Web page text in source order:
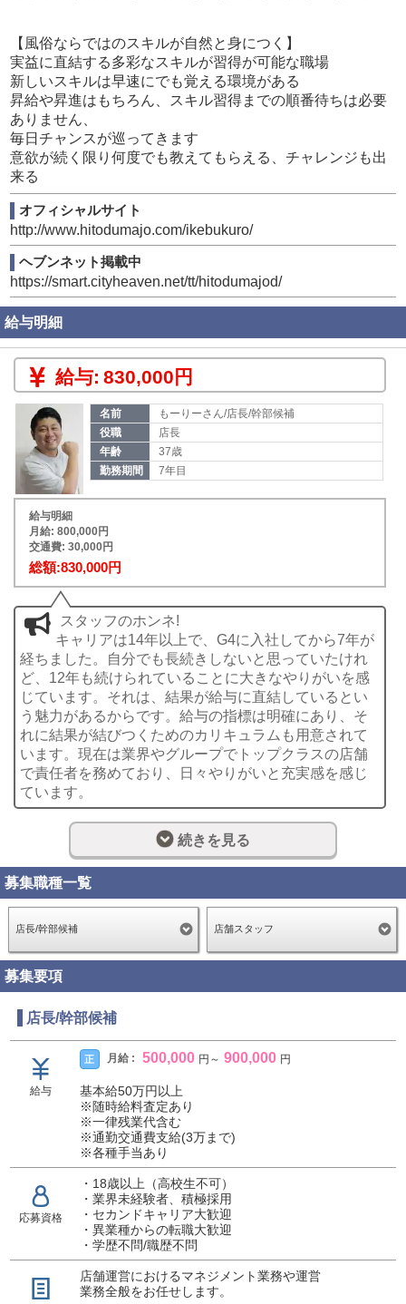
上記の職種以外にも、【総務】の職種も募集しておりま
す！
◆POINT◆
・未経験からでも月給35万円スタート！
・20代～40代が活躍中！（平均年齢34.5歳）
・ワンルームの社宅利用可能！
・学歴、経験、性別不問！（9割が業界未経験入社、3割が
女性社員）
・社会保険完備！
・週休2日制！
・交通費支給！（3万円まで）
・アルバイトからの正社員雇用制度有り
・独り暮らしする為の独立支援制度有り
・お仕事開始までの支度支援制度有り
【風俗ならではのスキルが自然と身につく】
実益に直結する多彩なスキルが習得が可能な職場
新しいスキルは早速にでも覚える環境がある
昇給や昇進はもちろん、スキル習得までの順番待ちは必要
ありません、
毎日チャンスが巡ってきます
意欲が続く限り何度でも教えてもらえる、チャレンジも出
来る
オフィシャルサイト
http://www.hitodumajo.com/ikebukuro/
ヘブンネット掲載中
https://smart.cityheaven.net/tt/hitodumajod/
給与明細
給与: 830,000円
名前
もーりーさん/店長/幹部候補
役職
店長
年齢
37歳
勤務期間
7年目
給与明細
月給: 800,000円
交通費: 30,000円
総額:830,000円
スタッフのホンネ!
キャリアは14年以上で、G4に入社してから7年が
経ちました。自分でも長続きしないと思っていたけれ
ど、12年も続けられていることに大きなやりがいを感
じています。それは、結果が給与に直結しているとい
う魅力があるからです。給与の指標は明確にあり、そ
れに結果が結びつくためのカリキュラムも用意されて
います。現在は業界やグループでトップクラスの店舗
で責任者を務めており、日々やりがいと充実感を感じ
ています。
630,000円
5年目
給与明細
月給: 600,000円
交通費: 30,000円
総額:630,000円
スタッフのホンネ!
入社して5年ほどですが、年功序列関係なしで純
粋に評価してくれる評価制度も整ってますので、チャ
ンスはたくさんあります！ まだ、店長職などのポジシ
ョンも設けられておりますので、すぐにでも店長にな
りたい！ そんな志の高い方には非常におすすめです。
また、当社全営業所の責任者は全員業界未経験から入
社してます。 一般企業と遜色ない環境が整っておりま
す。 まずは迷わずに行動することをおすすめします！
続きを見る
募集職種一覧
店長/幹部候補 店舗スタッフ
募集要項
店長/幹部候補
給与
正 月給 : 500,000 円 ～ 900,000 円
基本給50万円以上
※随時給料査定あり
※一律残業代含む
※通勤交通費支給(3万まで)
※各種手当あり
応募資格
・18歳以上（高校生不可）
・業界未経験者、積極採用
・セカンドキャリア大歓迎
・異業種からの転職大歓迎
・学歴不問/職歴不問
店舗運営におけるマネジメント業務や運営
業務全般をお任せします。